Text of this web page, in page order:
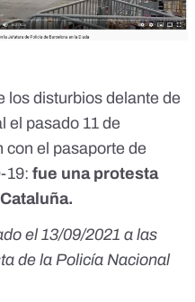
los disturbios delante de
el pasado 11 de
el pasaporte de
19: fue una protesta
el 13/09/2021 a las
de la Policía Nacional